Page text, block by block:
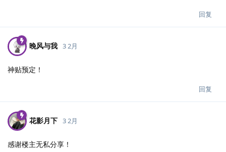
回复
晚风与我 3 2月
神贴预定！
回复
花影月下 3 2月
感谢楼主无私分享！